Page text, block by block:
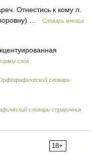
Отнестись к кому л.
…
Словарь многих
слов
словарь-
словарь-справочник
18+